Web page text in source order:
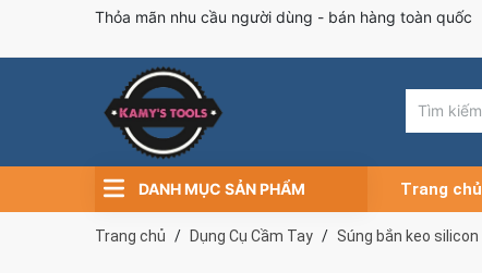
Thỏa mãn nhu cầu người dùng - bán hàng toàn quốc
DANH MỤC SẢN PHẨM Trang chủ
Trang chủ Dụng Cụ Cầm Tay Súng bắn keo silicon